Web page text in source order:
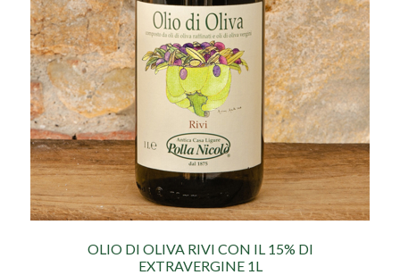
OLIO DI OLIVA RIVI CON IL 15% DI
EXTRAVERGINE 1L